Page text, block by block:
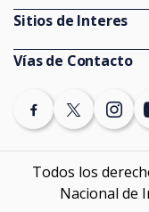
Guías
Consultas de
Estadísticas
Vencimientos
Auditores externos
Softwares y sistemas
Sitios de Interes
Información Pública
Ministerio de
Banco Central del
SEPRELAD
Vías de Contacto
(021) 729 7000
Denuncias
Contáctenos
Todos los
Nacional de